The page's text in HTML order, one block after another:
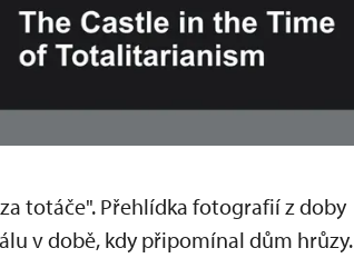
totáče". Přehlídka fotografií z doby
v době, kdy připomínal dům hrůzy.